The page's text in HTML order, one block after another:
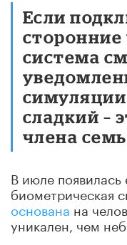
Если
сторонние
система
сладкий –
члена
В июле
биометрическая
основана на
уникален, чем